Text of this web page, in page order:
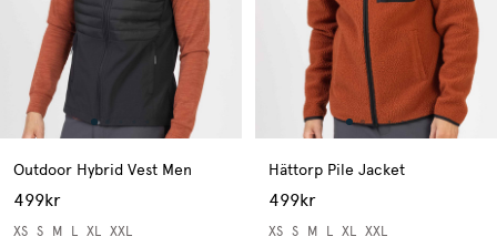
Outdoor Hybrid Vest Men
499kr
XS S M L XL
XXL
Hättorp Pile Jacket
499kr
XS S M L XL
XXL